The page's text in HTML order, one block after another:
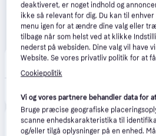
Moory
59 kr. fragt
Elvvs.dk 5.0(3)
49 kr. fragt,1-3 dage
deaktiveret, er noget indhold og
ikke så relevant for dig. Du kan til
menu igen for at ændre dine valg eller
tilbage når som helst ved at klikke
nederst på websiden. Dine valg vil have
Website. Se vores privatliv politik for at
Cookiepolitik
Vi og vores partnere behandler data for
Bruge præcise geografiske
scanne enhedskarakteristika til
og/eller tilgå oplysninger på en enhed.